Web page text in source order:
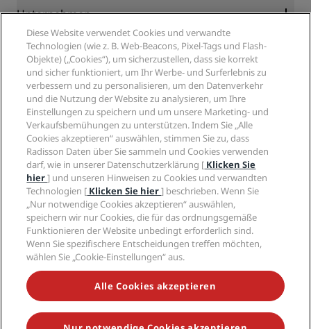
Blog
Neue und aufstrebende Hotels
Radisson Hotels APP
„Sports Approved“-Hotels
Familienfreundliche Hotels
Gesundheit & Sicherheit
Partner
Reisebüros
Unternehmen
Radisson Hotel Group
Medien
Karriere RHG
Karriere PPHE
Karrieren EHL
The Club by RHG
Entwicklungsmöglichkeiten
Responsible Business – Unser Engagement
Einkauf
Rechtliches
Privacy Centre
Rechtliche Hinweise
Radisson Rewards Geschäftsbedingungen
Website-Nutzungsvereinbarung
Digitale Barrierefreiheit
Moderne Sklaverei – Erklärung
Hilfe
Verbrauchermeldungen
Kontakt
FAQ
Inhaltsübersicht
Soziale Medien
Marken von Radisson Hotels
VERPASSEN SIE NIEMALS UNSERE BELIEBTESTEN
ANGEBOTE
Diese Website verwendet Cookies und verwandte
Technologien (wie z. B. Web-Beacons, Pixel-Tags und Flash-
Objekte) („Cookies“), um sicherzustellen, dass sie korrekt
und sicher funktioniert, um Ihr Werbe- und Surferlebnis zu
verbessern und zu personalisieren, um den Datenverkehr
und die Nutzung der Website zu analysieren, um Ihre
Einstellungen zu speichern und um unsere Marketing- und
Verkaufsbemühungen zu unterstützen. Indem Sie „Alle
Cookies akzeptieren“ auswählen, stimmen Sie zu, dass
Radisson Daten über Sie sammeln und Cookies verwenden
darf, wie in unserer Datenschutzerklärung [ Klicken Sie
hier] und unseren Hinweisen zu Cookies und verwandten
Technologien [ Klicken Sie hier] beschrieben. Wenn Sie
„Nur notwendige Cookies akzeptieren“ auswählen,
speichern wir nur Cookies, die für das ordnungsgemäße
Funktionieren der Website unbedingt erforderlich sind.
Wenn Sie spezifischere Entscheidungen treffen möchten,
wählen Sie „Cookie-Einstellungen“ aus.
Alle Cookies akzeptieren